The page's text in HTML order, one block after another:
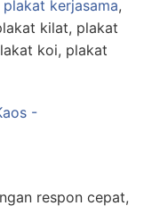
plakat kerjasama,
kilat, plakat
koi, plakat
respon cepat,